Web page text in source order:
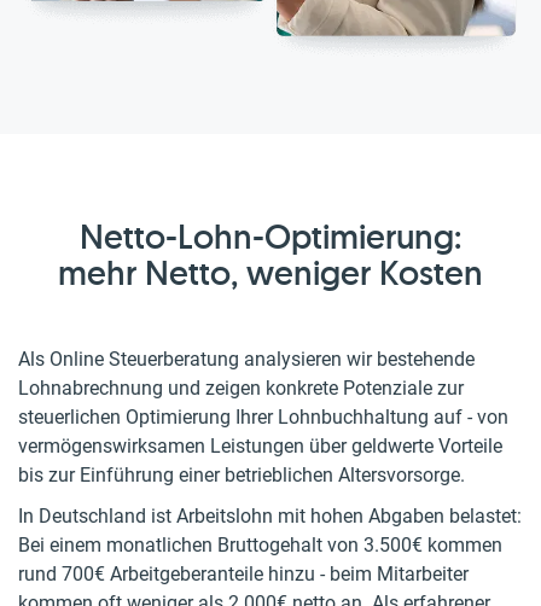
Netto-Lohn-Optimierung:
mehr Netto, weniger Kosten
Als Online Steuerberatung analysieren wir bestehende
Lohnabrechnung und zeigen konkrete Potenziale zur
steuerlichen Optimierung Ihrer Lohnbuchhaltung auf - von
vermögenswirksamen Leistungen über geldwerte Vorteile
bis zur Einführung einer betrieblichen Altersvorsorge.
In Deutschland ist Arbeitslohn mit hohen Abgaben belastet:
Bei einem monatlichen Bruttogehalt von 3.500€ kommen
rund 700€ Arbeitgeberanteile hinzu - beim Mitarbeiter